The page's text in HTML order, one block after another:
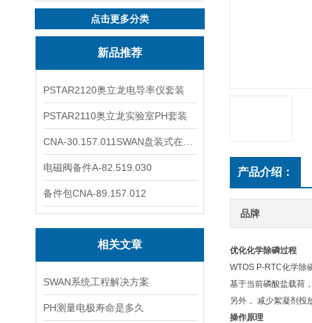
点击更多分类
新品推荐
PSTAR2120奥立龙电导率仪套装
PSTAR2110奥立龙实验室PH套装
电磁阀备件A-82.519.030
备件包CNA-89.157.012
相关文章
SWAN系统工程解决方案
PH测量电极寿命是多久
产品介绍：
品牌
优化化学除磷过程
WTOS P-RTC化学除
基于当前磷酸盐载荷
另外， 减少絮凝剂投
操作原理